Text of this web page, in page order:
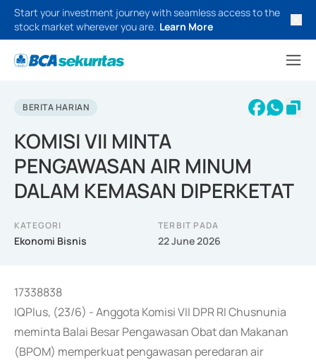
Start your investment journey with seamless access to the
stock market wherever you are. Learn More
BERITA HARIAN
KOMISI VII MINTA
PENGAWASAN AIR MINUM
DALAM KEMASAN DIPERKETAT
KATEGORI
Ekonomi Bisnis
TERBIT PADA
22 June 2026
17338838
IQPlus, (23/6) - Anggota Komisi VII DPR RI Chusnunia
meminta Balai Besar Pengawasan Obat dan Makanan
(BPOM) memperkuat pengawasan peredaran air